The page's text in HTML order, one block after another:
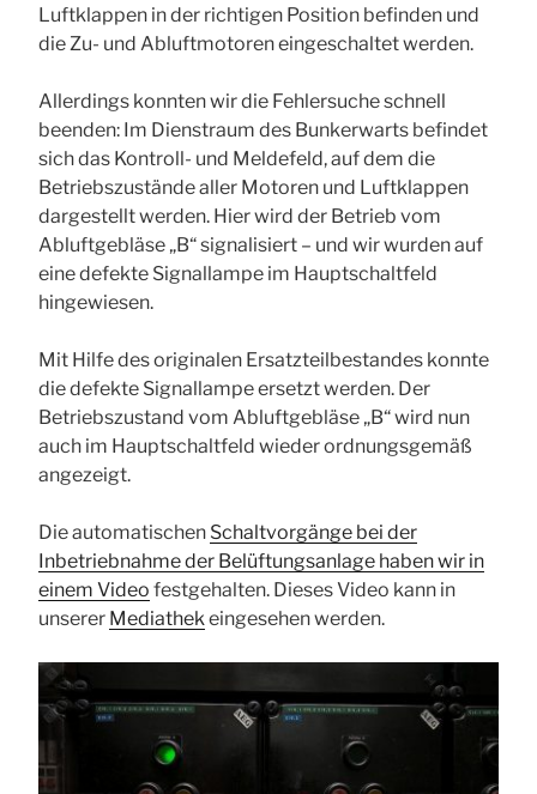
Luftklappen in der richtigen Position befinden und
die Zu- und Abluftmotoren eingeschaltet werden.
Allerdings konnten wir die Fehlersuche schnell
beenden: Im Dienstraum des Bunkerwarts befindet
sich das Kontroll- und Meldefeld, auf dem die
Betriebszustände aller Motoren und Luftklappen
dargestellt werden. Hier wird der Betrieb vom
Abluftgebläse „B“ signalisiert – und wir wurden auf
eine defekte Signallampe im Hauptschaltfeld
hingewiesen.
Mit Hilfe des originalen Ersatzteilbestandes konnte
die defekte Signallampe ersetzt werden. Der
Betriebszustand vom Abluftgebläse „B“ wird nun
auch im Hauptschaltfeld wieder ordnungsgemäß
angezeigt.
Die automatischen Schaltvorgänge bei der
Inbetriebnahme der Belüftungsanlage haben wir in
einem Video festgehalten. Dieses Video kann in
unserer Mediathekeingesehen werden.